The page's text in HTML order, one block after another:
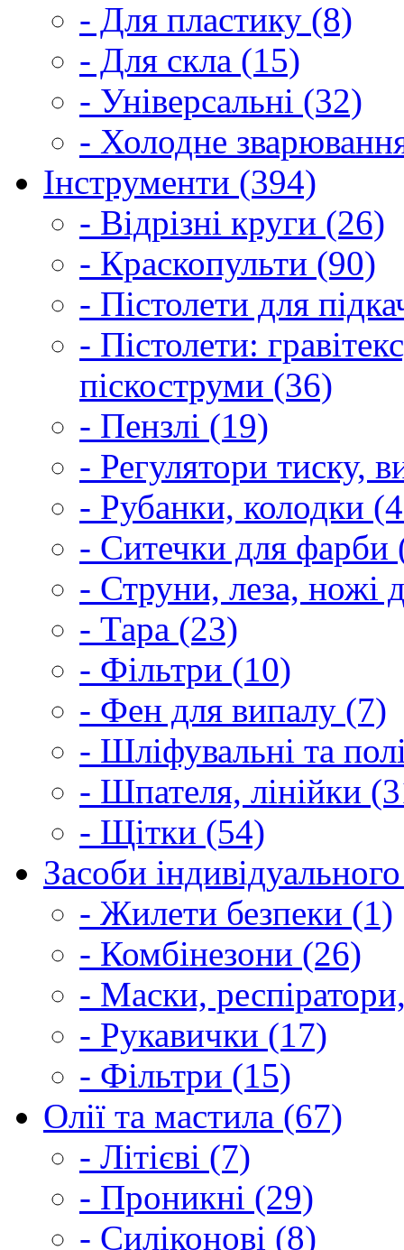
- Для пластику (8)
- Для скла (15)
- Універсальні (32)
- Холодне
Інструменти (394)
- Відрізні круги (26)
- Краскопульти (90)
- Пістолети для
- Пістолети:
піскоструми (36)
- Пензлі (19)
- Регулятори тиску,
- Рубанки, колодки
- Ситечки для фарби
- Струни, леза, ножі
- Тара (23)
- Фільтри (10)
- Фен для випалу (7)
- Шліфувальні та
- Шпателя, лінійки
- Щітки (54)
Засоби
- Жилети безпеки (1)
- Комбінезони (26)
- Маски,
- Рукавички (17)
- Фільтри (15)
Олії та мастила (67)
- Літієві (7)
- Проникні (29)
- Силіконові (8)